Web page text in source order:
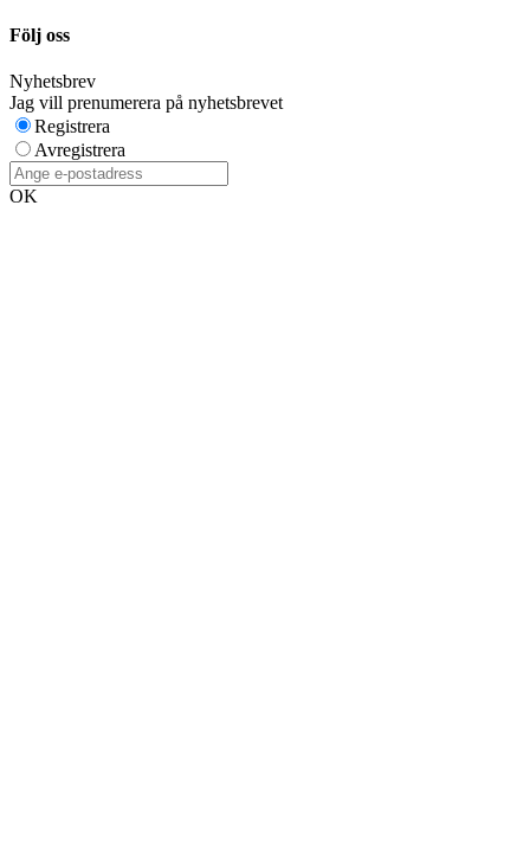
Följ oss
Nyhetsbrev
Jag vill prenumerera på nyhetsbrevet
Registrera
Avregistrera
OK